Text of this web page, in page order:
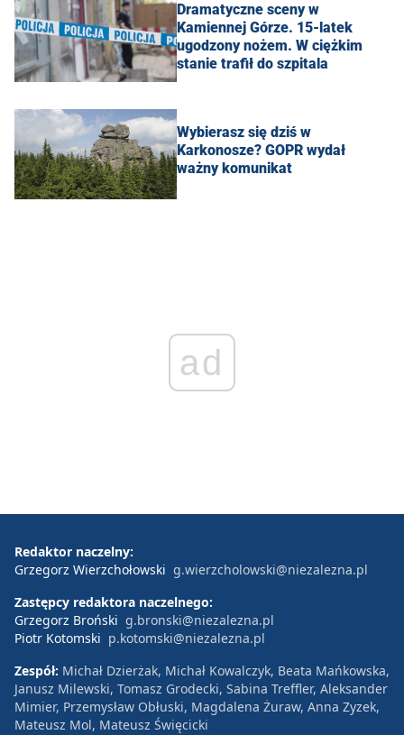
Dramatyczne sceny w
Kamiennej Górze. 15-latek
ugodzony nożem. W ciężkim
stanie trafił do szpitala
Wybierasz się dziś w
Karkonosze? GOPR wydał
ważny komunikat
ad
Redaktor naczelny:
Grzegorz Wierzchołowski g.wierzcholowski@niezalezna.pl
Zastępcy redaktora naczelnego:
Grzegorz Broński g.bronski@niezalezna.pl
Piotr Kotomski p.kotomski@niezalezna.pl
Zespół: Michał Dzierżak, Michał Kowalczyk, Beata Mańkowska,
Janusz Milewski, Tomasz Grodecki, Sabina Treffler, Aleksander
Mimier, Przemysław Obłuski, Magdalena Żuraw, Anna Zyzek,
Mateusz Mol, Mateusz Święcicki